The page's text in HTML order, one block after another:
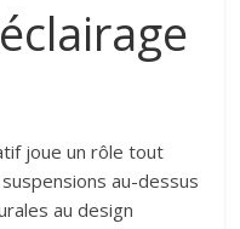
joue un rôle tout
suspensions au-dessus
au design